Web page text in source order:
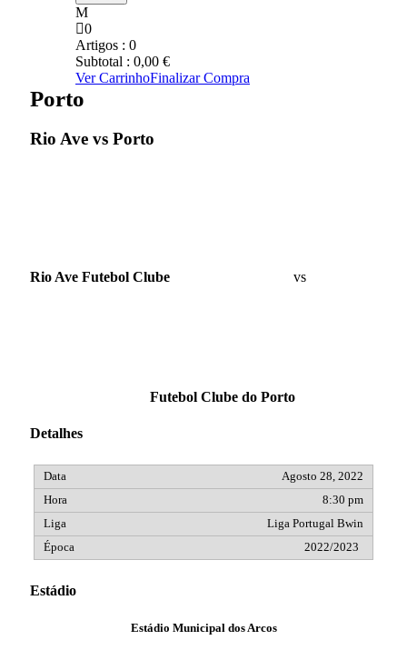
0
Artigos : 0
Subtotal : 0,00 €
Ver CarrinhoFinalizar Compra
Porto
Rio Ave vs Porto
Rio Ave Futebol Clube vs
Futebol Clube do Porto
Detalhes
Agosto 28, 2022
8:30 pm
Liga Portugal Bwin
2022/2023
Estádio
Estádio Municipal dos Arcos